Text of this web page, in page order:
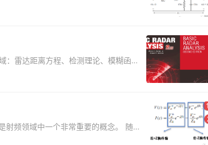
传输线上的反射系数，输入阻抗等参
，可以这样理
雷达距离方程、检测理论、模糊函
，你能够使用雷达距离方程、各种参
各种信号处理器的性能，包括单脉冲、
频领域中一个非常重要的概念。 随便
个指标呢？ 当一个入射波，进入传输